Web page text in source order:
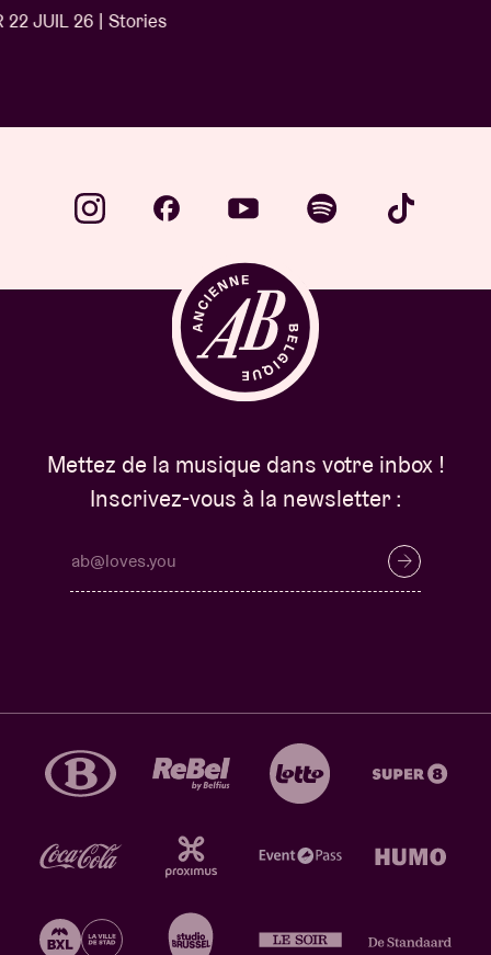
MER 1 JUIL 26 | Stories
Mettez de la musique dans votre inbox !
Inscrivez-vous à la newsletter :